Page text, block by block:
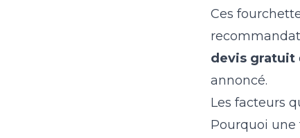
Ces
devis gratuit
annoncé.
Les facteurs
Pourquoi une